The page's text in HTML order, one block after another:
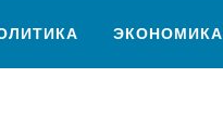
ЭКОНОМИКА